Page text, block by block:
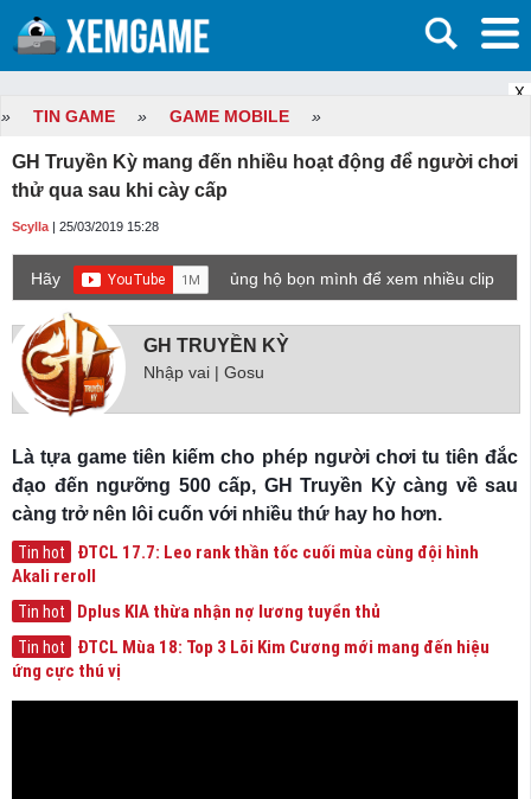
X
» TIN GAME » GAME MOBILE »
GH Truyền Kỳ mang đến nhiều hoạt động để người chơi
thử qua sau khi cày cấp
Scylla | 25/03/2019 15:28
Hãy
ủng hộ bọn mình để xem nhiều clip
game mới hơn nhé!
GH TRUYỀN KỲ
Nhập vai | Gosu
Là tựa game tiên kiếm cho phép người chơi tu tiên đắc
đạo đến ngưỡng 500 cấp, GH Truyền Kỳ càng về sau
càng trở nên lôi cuốn với nhiều thứ hay ho hơn.
Tin hot
ĐTCL 17.7: Leo rank thần tốc cuối mùa cùng đội hình
Akali reroll
Tin hot Dplus KIA thừa nhận nợ lương tuyển thủ
Tin hot
ĐTCL Mùa 18: Top 3 Lõi Kim Cương mới mang đến hiệu
ứng cực thú vị